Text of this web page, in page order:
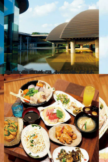
2015.3.18
奄美大島の風土が生んだアート 田中一村と大島紬に触れる
旅＆お出かけ